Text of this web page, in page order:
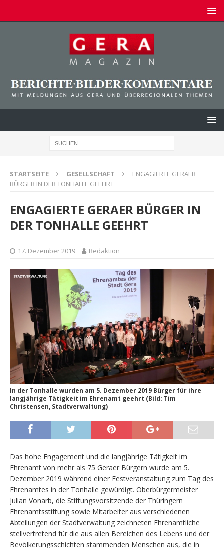
STARTSEITE GESELLSCHAFT
ENGAGIERTE GERAER
BÜRGER IN DER TONHALLE GEEHRT
ENGAGIERTE GERAER BÜRGER IN
DER TONHALLE GEEHRT
17. Dezember 2019 Redaktion
In der Tonhalle wurden am 5. Dezember 2019 Bürger für ihre
langjährige Tätigkeit im Ehrenamt geehrt (Bild: Tim
Christensen, Stadtverwaltung)
Das hohe Engagement und die langjährige Tätigkeit im
Ehrenamt von mehr als 75 Geraer Bürgern wurde am 5.
Dezember 2019 während einer Festveranstaltung zum Tag des
Ehrenamtes in der Tonhalle gewürdigt. Oberbürgermeister
Julian Vonarb, die Stiftungsvorsitzende der Thüringern
Ehrenamtsstiftung sowie Mitarbeiter aus verschiedenen
Abteilungen der Stadtverwaltung zeichneten Ehrenamtliche
stellvertretend für die aus allen Bereichen des Lebens und der
Bevölkerungsschichten stammenden Menschen aus, die in